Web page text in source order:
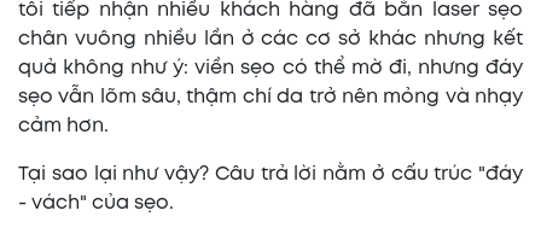
tôi tiếp nhận nhiều khách hàng đã bắn laser sẹo
chân vuông nhiều lần ở các cơ sở khác nhưng kết
quả không như ý: viền sẹo có thể mờ đi, nhưng đáy
sẹo vẫn lõm sâu, thậm chí da trở nên mỏng và nhạy
cảm hơn.
Tại sao lại như vậy? Câu trả lời nằm ở cấu trúc "đáy
- vách" của sẹo.